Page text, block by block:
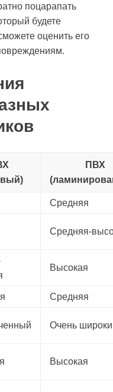
поцарапать
будете
оценить его
ПВХ
Средняя
Средняя-
Высокая
Средняя
Очень
Высокая